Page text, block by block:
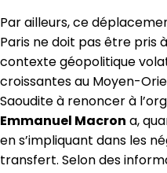
Par ailleurs, ce
Paris ne doit pas être pris
contexte géopolitique
croissantes au Moyen-
Saoudite à renoncer à
Emmanuel Macron a,
en s’impliquant dans les
transfert. Selon des